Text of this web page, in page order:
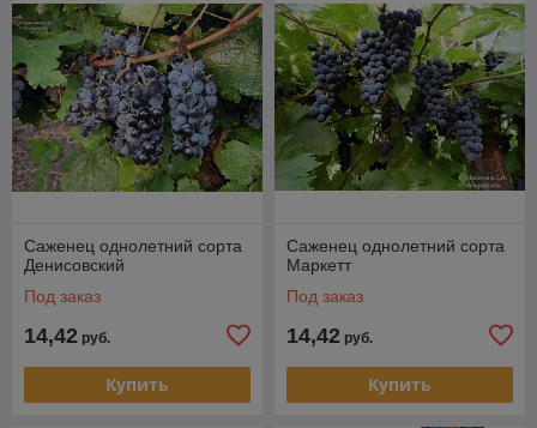
Саженец однолетний сорта
Денисовский
Под заказ
14,42 руб.
Купить
Саженец однолетний сорта
Маркетт
Под заказ
14,42 руб.
Купить